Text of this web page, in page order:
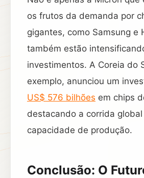
os frutos da demanda por
gigantes, como Samsung e
também estão
investimentos. A Coreia do
exemplo, anunciou um
US$ 576 bilhões em chips
destacando a corrida
capacidade de produção.
Conclusão: O